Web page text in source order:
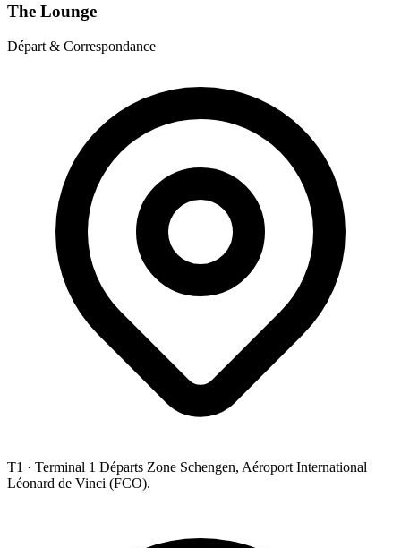
The Lounge
Départ & Correspondance
T1 · Terminal 1 Départs Zone Schengen, Aéroport International
Léonard de Vinci (FCO).